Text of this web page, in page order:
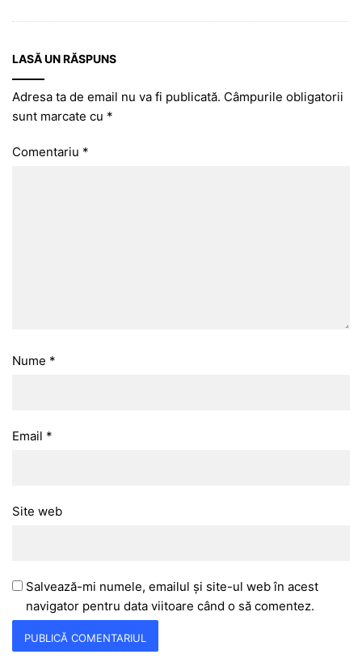
LASĂ UN RĂSPUNS
Adresa ta de email nu va fi publicată. Câmpurile obligatorii
sunt marcate cu *
Comentariu *
Nume *
Email *
Site web
Salvează-mi numele, emailul și site-ul web în acest
navigator pentru data viitoare când o să comentez.